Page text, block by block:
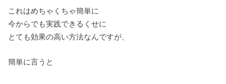
これはめちゃくちゃ簡単に
今からでも実践できるくせに
とても効果の高い方法なんですが、
簡単に言うと